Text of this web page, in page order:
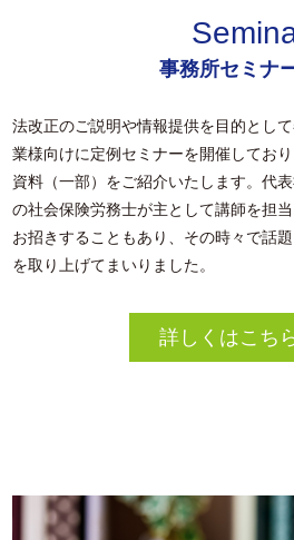
事務所セミナ
法改正のご説明や情報提供を目的とし
業様向けに定例セミナーを開催してお
資料（一部）をご紹介いたします。代
の社会保険労務士が主として講師を担
お招きすることもあり、その時々で話
を取り上げてまいりました。
詳しくはこち